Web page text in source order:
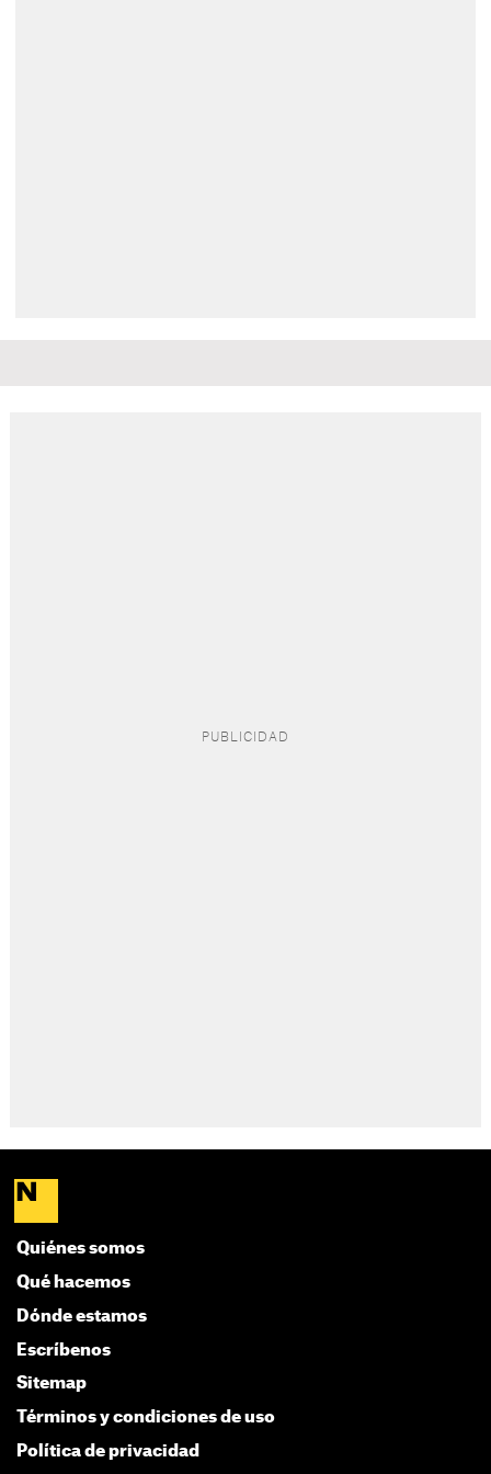
Quiénes somos
Qué hacemos
Dónde estamos
Escríbenos
Sitemap
Términos y condiciones de uso
Política de privacidad